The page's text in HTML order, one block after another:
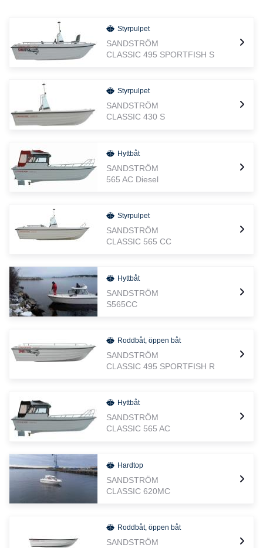
Styrpulpet
SANDSTRÖM
CLASSIC 495 SPORTFISH S
Styrpulpet
SANDSTRÖM
CLASSIC 430 S
Hyttbåt
SANDSTRÖM
565 AC Diesel
Styrpulpet
SANDSTRÖM
CLASSIC 565 CC
Hyttbåt
SANDSTRÖM
S565CC
Roddbåt, öppen båt
SANDSTRÖM
CLASSIC 495 SPORTFISH R
Hyttbåt
SANDSTRÖM
CLASSIC 565 AC
Hardtop
SANDSTRÖM
CLASSIC 620MC
Roddbåt, öppen båt
SANDSTRÖM